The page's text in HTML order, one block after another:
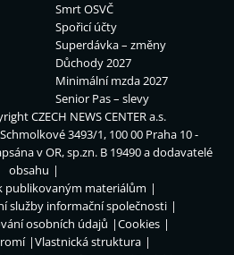
Smrt OSVČ
Spořicí účty
Superdávka – změny
Důchody 2027
Minimální mzda 2027
Senior Pas – slevy
CZECH NEWS CENTER a.s.
3493/1, 100 00 Praha 10 -
v OR, sp.zn. B 19490 a dodavatelé
obsahu
publikovaným materiálům
služby informační společnosti
osobních údajů
Cookies
Vlastnická struktura